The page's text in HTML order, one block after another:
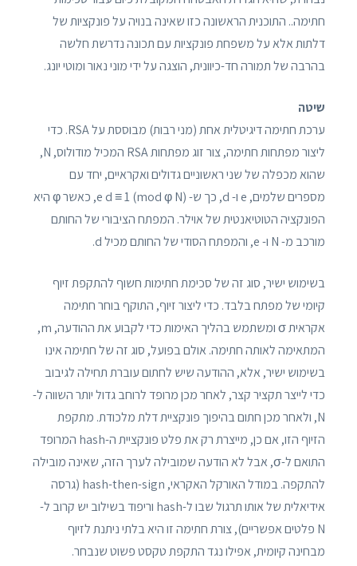
חתימה.. התוכנית הראשונה כזו שאינה בנויה על פונקציות של
דלתות אלא על משפחת פונקציות עם תכונה נדרשת חלשה
בהרבה של תמורה חד-כיוונית, הוצגה על ידי מוני נאור ומוטי יונג.
שיטה
ערכת חתימה דיגיטלית אחת (מני רבות) מבוססת על RSA. כדי
ליצור מפתחות חתימה, צור זוג מפתחות RSA המכיל מודולוס, N,
שהוא מכפלה של שני ראשוניים גדולים ואקראיים, יחד עם
מספרים שלמים, e ו- d, כך ש- e d ≡ 1 (mod φ N), כאשר φ היא
הפונקציה הטוטיאנטית של אוילר. המפתח הציבורי של החותם
מורכב מ- N ו- e, והמפתח הסודי של החותם מכיל d.
בשימוש ישיר, סוג זה של סכימת חתימות חשוף להתקפת זיוף
קיומי של מפתח בלבד. כדי ליצור זיוף, התוקף בוחר חתימה
אקראית σ ומשתמש בהליך האימות כדי לקבוע את ההודעה, m,
המתאימה לאותה חתימה. אולם בפועל, סוג זה של חתימה אינו
בשימוש ישיר, אלא, ההודעה שיש לחתום עוברת תחילה לגיבוב
כדי לייצר תקציר קצר, לאחר מכן מרופד לרוחב גדול יותר השווה ל-
N, ולאחר מכן חתום בהיפוך פונקציית דלת מלכודת. מתקפת
הזיוף הזו, אם כן, מייצרת רק את פלט פונקציית ה-hash המרופד
התואם ל-σ, אבל לא הודעה שמובילה לערך הזה, שאינה מובילה
להתקפה. במודל האורקל האקראי, hash-then-sign (גרסה
אידיאלית של אותו תרגול שבו ל-hash וריפוד בשילוב יש קרוב ל-
N פלטים אפשריים), צורת חתימה זו היא בלתי ניתנת לזיוף
מבחינה קיומית, אפילו נגד התקפת טקסט פשוט שנבחר.